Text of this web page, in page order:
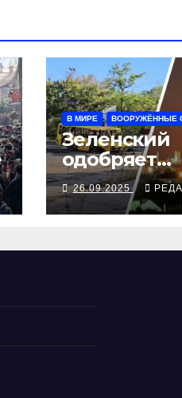
В МИРЕ ВООРУЖЁННЫЕ
Зеленский
одобряет
Трампа, ВСУ
закрыли
26.09.2025